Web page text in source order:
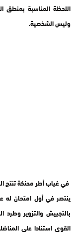
اللحظة المناسبة بمنطق
وليس الشخصية.
في غياب أطر محنكة تنتج
ينتصر في أول امتحان له
بالتجييش والتزوير
القوى استنادا على